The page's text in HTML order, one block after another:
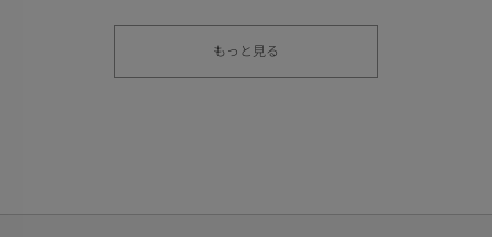
もっと見る